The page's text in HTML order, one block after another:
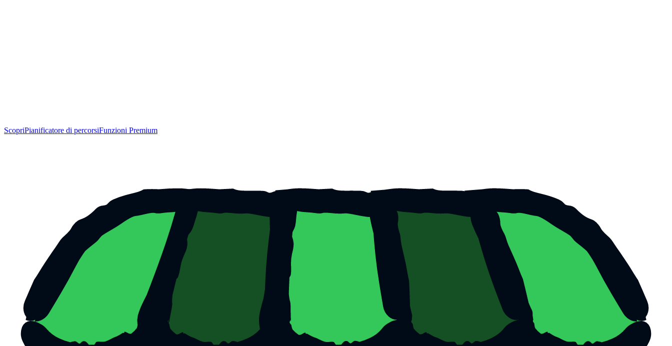
ScopriPianificatore di percorsiFunzioni Premium